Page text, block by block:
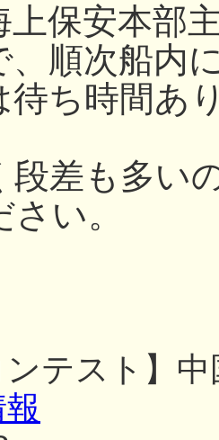
上保安本部
、順次船内
ち時間あ
段差も多い
い。
ンテスト】